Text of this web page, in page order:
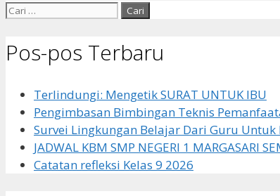
Cari
Pos-pos Terbaru
Terlindungi: Mengetik SURAT UNTUK IBU
Pengimbasan Bimbingan Teknis
Survei Lingkungan Belajar Dari Guru
JADWAL KBM SMP NEGERI 1 MARGASARI
Catatan refleksi Kelas 9 2026